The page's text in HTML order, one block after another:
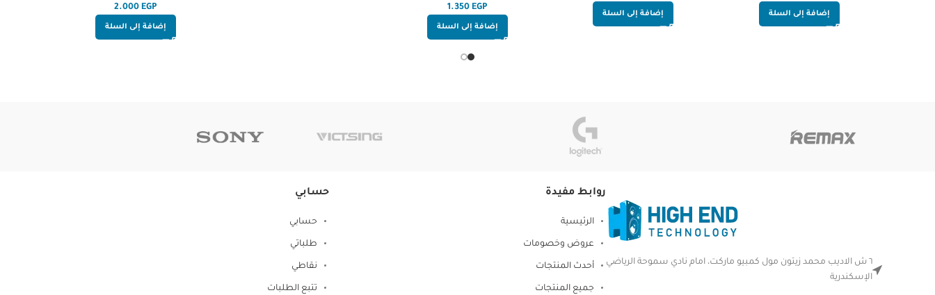
إضافة إلى السلة إضافة إلى السلة
EGP
إضافة إلى السلة
EGP
إضافة إلى السلة
٦ ش الاديب محمد زيتون مول كمبيو ماركت، امام نادي سموحة الرياضي
الإسكندرية
روابط مفيدة
الرئيسية
عروض وخصومات
أحدث المنتجات
جميع المنتجات
حسابي
حسابي
طلباتي
نقاطي
تتبع الطلبات